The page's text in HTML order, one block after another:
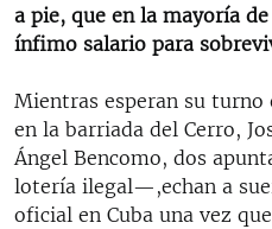
DESINFORMACIÓN RUSA EN
a pie, que en la mayoría
ínfimo salario para
Mientras esperan su turno
en la barriada del Cerro,
Ángel Bencomo, dos
lotería ilegal—,echan a
oficial en Cuba una vez